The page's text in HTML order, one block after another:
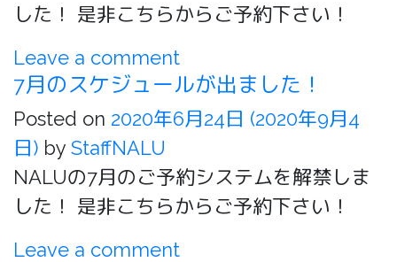
した！ 是非こちらからご予約下さい！
Leave a comment
7月のスケジュールが出ました！
Posted on 2020年6月24日 (2020年9月4
日) by StaffNALU
NALUの7月のご予約システムを解禁しま
した！ 是非こちらからご予約下さい！
Leave a comment